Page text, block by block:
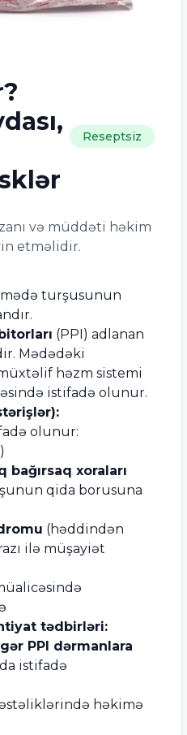
Reseptsiz
və müddəti həkim
etməlidir.
mədə turşusunun
(PPI) adlanan
Mədədəki
həzm sistemi
istifadə olunur.
olunur:
xoraları
qida borusuna
(həddindən
ilə müşayiət
tədbirləri:
PPI dərmanlara
istifadə
həkimə